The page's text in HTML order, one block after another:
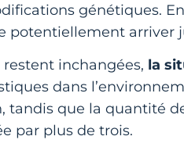
génétiques.
potentiellement arriver
inchangées, la
dans
tandis que la quantité
par plus de trois.